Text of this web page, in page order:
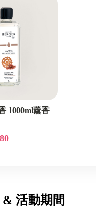
1000ml薰香
活動期間